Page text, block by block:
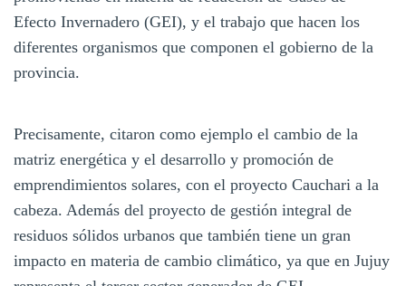
Efecto Invernadero (GEI), y el trabajo que hacen los
diferentes organismos que componen el gobierno de la
provincia.
Precisamente, citaron como ejemplo el cambio de la
matriz energética y el desarrollo y promoción de
emprendimientos solares, con el proyecto Cauchari a la
cabeza. Además del proyecto de gestión integral de
residuos sólidos urbanos que también tiene un gran
impacto en materia de cambio climático, ya que en Jujuy